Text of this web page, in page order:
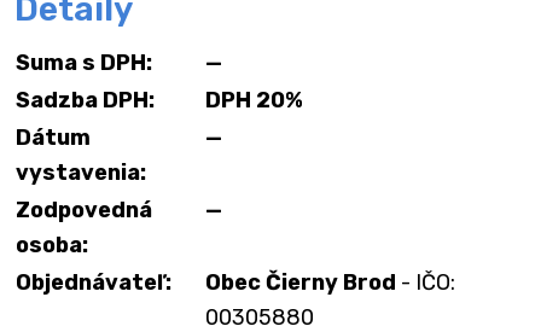
Detaily
Suma s DPH:
—
Sadzba DPH:
DPH 20%
Dátum
vystavenia:
—
Zodpovedná
osoba:
—
Objednávateľ: Obec Čierny Brod - IČO:
00305880